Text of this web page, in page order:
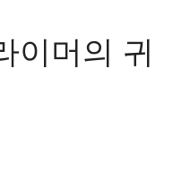
이머의 귀